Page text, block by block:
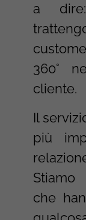
a
360°
cliente.
Il
più
Stiamo
che